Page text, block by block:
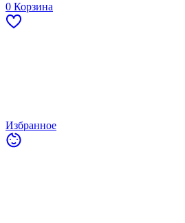
0 Корзина
Избранное